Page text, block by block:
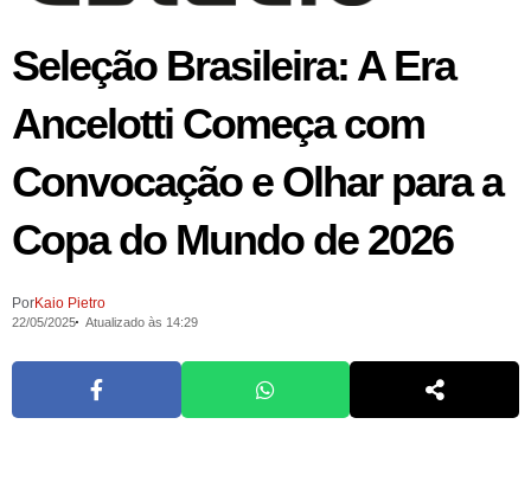
Seleção Brasileira: A Era
Ancelotti Começa com
Convocação e Olhar para a
Copa do Mundo de 2026
PorKaio Pietro
22/05/2025 Atualizado às 14:29